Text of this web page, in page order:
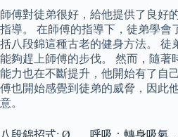
師傅對徒弟很好，給他提供了良好
指導。 在師傅的指導下，徒弟學會
括八段錦這種古老的健身方法。 徒
能夠趕上師傅的步伐。 然而，隨著
能力也在不斷提升，他開始有了自
傅也開始感覺到徒弟的威脅，因此
意。